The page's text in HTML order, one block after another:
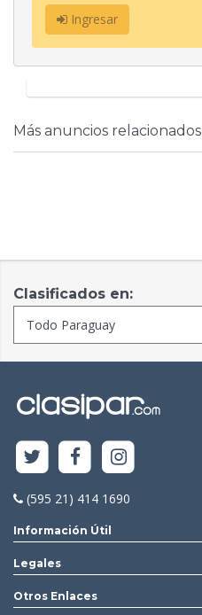
Ingresar
Más anuncios relacionados
Clasificados en:
(595 21) 414 1690
Información Útil
Legales
Otros Enlaces